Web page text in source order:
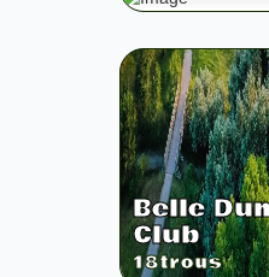
Belle
Club
18trous